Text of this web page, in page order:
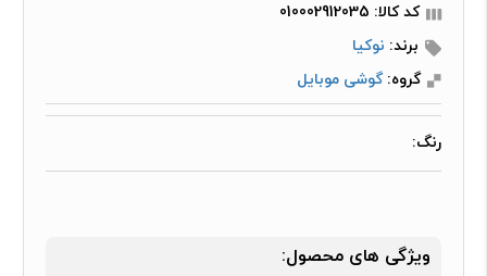
کد کالا: 010002912035
برند: نوکیا
گروه:گوشی موبایل
رنگ:
ویژگی های محصول: